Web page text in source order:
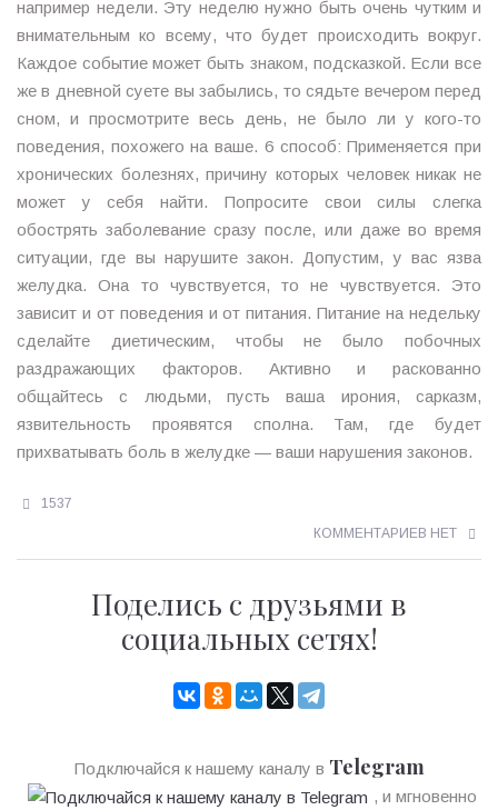
например недели. Эту неделю нужно быть очень чутким и
внимательным ко всему, что будет происходить вокруг.
Каждое событие может быть знаком, подсказкой. Если все
же в дневной суете вы забылись, то сядьте вечером перед
сном, и просмотрите весь день, не было ли у кого-то
поведения, похожего на ваше. 6 способ: Применяется при
хронических болезнях, причину которых человек никак не
может у себя найти. Попросите свои силы слегка
обострять заболевание сразу после, или даже во время
ситуации, где вы нарушите закон. Допустим, у вас язва
желудка. Она то чувствуется, то не чувствуется. Это
зависит и от поведения и от питания. Питание на недельку
сделайте диетическим, чтобы не было побочных
раздражающих факторов. Активно и раскованно
общайтесь с людьми, пусть ваша ирония, сарказм,
язвительность проявятся сполна. Там, где будет
прихватывать боль в желудке — ваши нарушения законов.
1537
КОММЕНТАРИЕВ НЕТ
Поделись с друзьями в
социальных сетях!
Подключайся к нашему каналу в Telegram
, и мгновенно